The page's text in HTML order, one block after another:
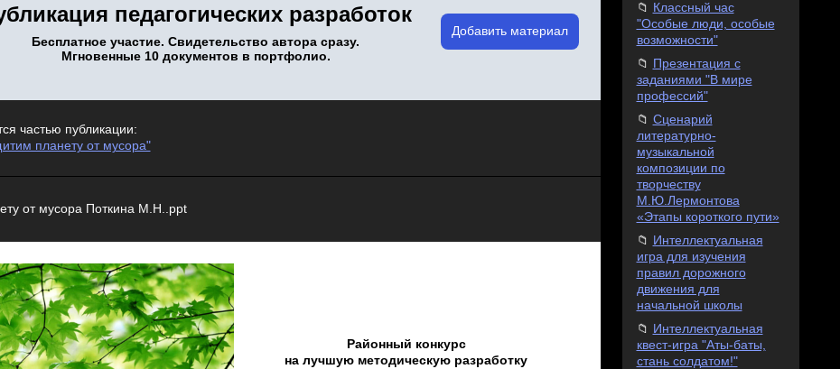
педагогических разработок
Бесплатное участие. Свидетельство автора сразу.
Мгновенные 10 документов в портфолио.
Добавить материал
частью публикации:
планету от мусора"
от мусора Поткина М.Н..ppt
Районный конкурс
на лучшую методическую разработку
Классный час
"Особые люди, особые
возможности"
Презентация с
заданиями "В мире
профессий"
Сценарий
литературно-
музыкальной
композиции по
творчеству
М.Ю.Лермонтова
«Этапы короткого пути»
Интеллектуальная
игра для изучения
правил дорожного
движения для
начальной школы
Интеллектуальная
квест-игра "Аты-баты,
стань солдатом!"